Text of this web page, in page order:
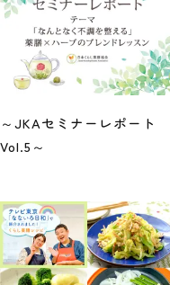
～JKAセミナーレポート
Vol.5～